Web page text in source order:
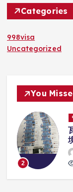
Categories
998visa
Uncategorized
You
3